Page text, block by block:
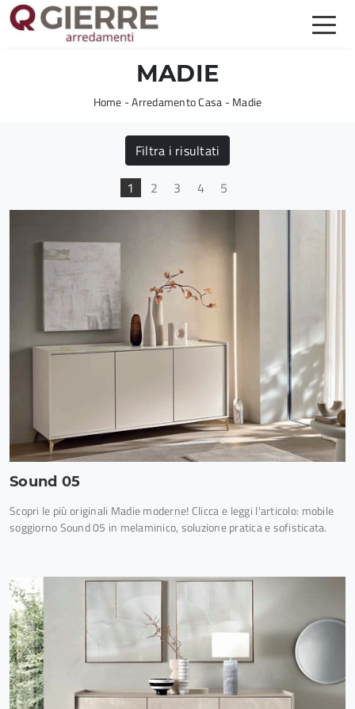
MADIE
Home -Arredamento Casa -Madie
Filtra i risultati
1
2 3 4 5
Sound 05
Scopri le più originali Madie moderne! Clicca e leggi l'articolo: mobile
soggiorno Sound 05 in melaminico, soluzione pratica e sofisticata.